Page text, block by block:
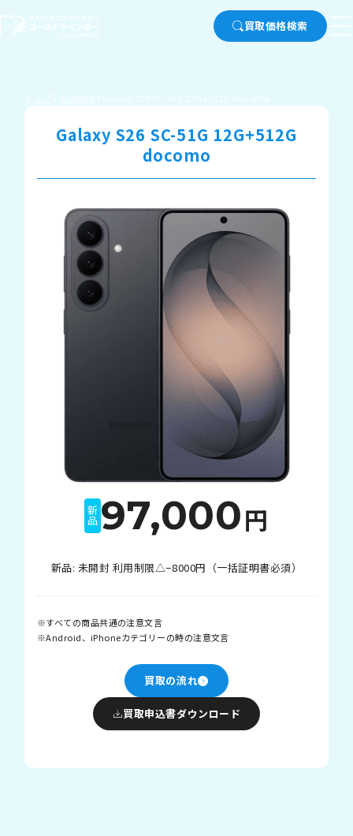
買取価格検索
トップ Android Galaxy S26 SC-51G 12G+512G docomo
Galaxy S26 SC-51G 12G+512G
docomo
新品97,000円
新品: 未開封 利用制限△−8000円（一括証明書必須）
すべての商品共通の注意文言
Android、iPhoneカテゴリーの時の注意文言
買取の流れ
買取申込書ダウンロード